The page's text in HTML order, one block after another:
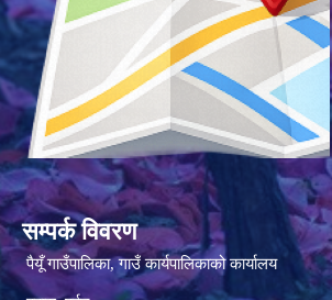
सम्पर्क विवरण
पैयूँ गाउँपालिका, गाउँ कार्यपालिकाको कार्यालय